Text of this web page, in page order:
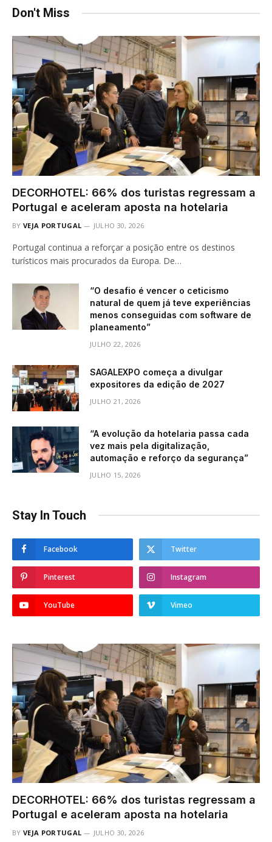
Don't Miss
DECORHOTEL: 66% dos turistas regressam a
Portugal e aceleram aposta na hotelaria
BY VEJA PORTUGAL JULHO 30, 2026
Portugal continua a reforçar a posição entre os destinos
turísticos mais procurados da Europa. De…
“O desafio é vencer o ceticismo
natural de quem já teve experiências
menos conseguidas com software de
planeamento”
JULHO 22, 2026
SAGALEXPO começa a divulgar
expositores da edição de 2027
JULHO 21, 2026
“A evolução da hotelaria passa cada
vez mais pela digitalização,
automação e reforço da segurança”
JULHO 15, 2026
Stay In Touch
Facebook Twitter
Pinterest Instagram
YouTube Vimeo
DECORHOTEL: 66% dos turistas regressam a
Portugal e aceleram aposta na hotelaria
BY VEJA PORTUGAL JULHO 30, 2026